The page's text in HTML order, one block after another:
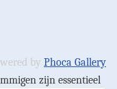
by Phoca Gallery
zijn essentieel